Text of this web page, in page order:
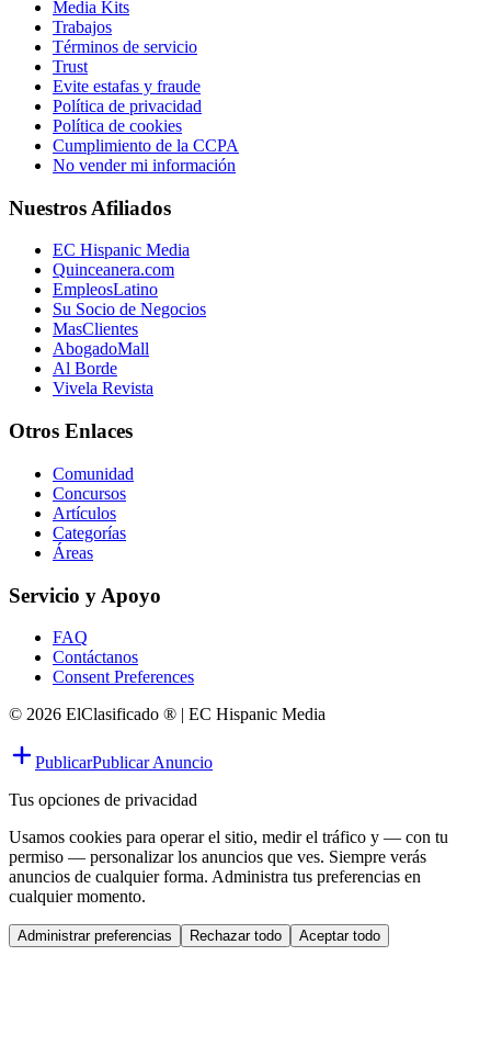
Media Kits
Trabajos
Términos de servicio
Trust
Evite estafas y fraude
Política de privacidad
Política de cookies
Cumplimiento de la CCPA
No vender mi información
Nuestros Afiliados
EC Hispanic Media
Quinceanera.com
EmpleosLatino
Su Socio de Negocios
MasClientes
AbogadoMall
Al Borde
Vivela Revista
Otros Enlaces
Comunidad
Concursos
Artículos
Categorías
Áreas
Servicio y Apoyo
FAQ
Contáctanos
Consent Preferences
© 2026 ElClasificado ® | EC Hispanic Media
PublicarPublicar Anuncio
Tus opciones de privacidad
Usamos cookies para operar el sitio, medir el tráfico y — con tu
permiso — personalizar los anuncios que ves. Siempre verás
anuncios de cualquier forma. Administra tus preferencias en
cualquier momento.
Administrar preferencias Rechazar todo Aceptar todo